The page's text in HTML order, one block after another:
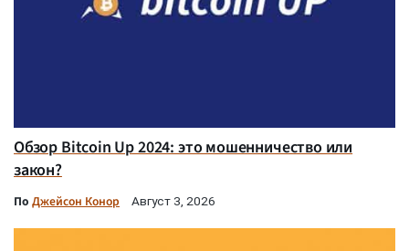
Обзор Bitcoin Up 2024: это мошенничество или
закон?
По Джейсон Конор Август 3, 2026